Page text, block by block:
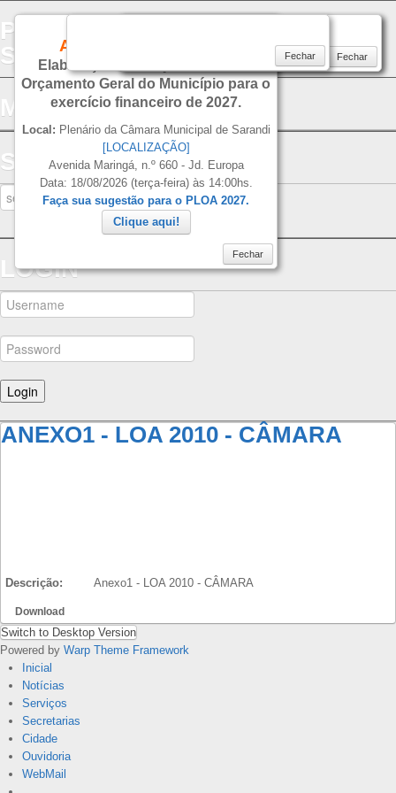
PREFEITURA DO MUNICIPIO DE
SARANDI
MENU
SEARCH
LOGIN
ANEXO1 - LOA 2010 - CÂMARA
Descrição: Anexo1 - LOA 2010 - CÂMARA
Download
Switch to Desktop Version
Powered by Warp Theme Framework
Inicial
Notícias
Serviços
Secretarias
Cidade
Ouvidoria
WebMail
AUDIÊNCIA PÚBLICA
Elaboração do Projeto de Lei do
Orçamento Geral do Município para o
exercício financeiro de 2027.
Local: Plenário da Câmara Municipal de Sarandi
[LOCALIZAÇÃO]
Avenida Maringá, n.º 660 - Jd. Europa
Data: 18/08/2026 (terça-feira) às 14:00hs.
Faça sua sugestão para o PLOA 2027.
Clique aqui!
Fechar
Fechar
Fechar
Fechar